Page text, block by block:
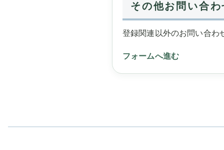
その他お問い合わ
登録関連以外のお問い合わ
フォームへ進む